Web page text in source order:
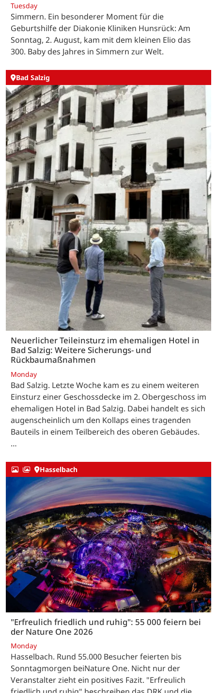
Tuesday
Simmern. Ein besonderer Moment für die
Geburtshilfe der Diakonie Kliniken Hunsrück: Am
Sonntag, 2. August, kam mit dem kleinen Elio das
300. Baby des Jahres in Simmern zur Welt.
Bad Salzig
Neuerlicher Teileinsturz im ehemaligen Hotel in
Bad Salzig: Weitere Sicherungs- und
Rückbaumaßnahmen
Monday
Bad Salzig. Letzte Woche kam es zu einem weiteren
Einsturz einer Geschossdecke im 2. Obergeschoss im
ehemaligen Hotel in Bad Salzig. Dabei handelt es sich
augenscheinlich um den Kollaps eines tragenden
Bauteils in einem Teilbereich des oberen Gebäudes.
…
Hasselbach
"Erfreulich friedlich und ruhig": 55 000 feiern bei
der Nature One 2026
Monday
Hasselbach. Rund 55.000 Besucher feierten bis
Sonntagmorgen beiNature One. Nicht nur der
Veranstalter zieht ein positives Fazit. "Erfreulich